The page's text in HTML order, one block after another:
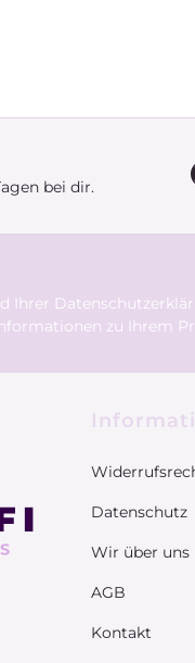
bei dir.
Ihrer
zu Ihrem
Datenschutz
Wir über uns
AGB
Kontakt